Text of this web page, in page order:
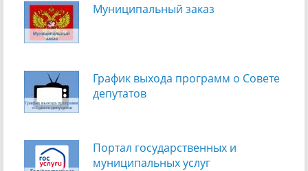
Муниципальный заказ
График выхода программ о Cовете
депутатов
Портал государственных и
муниципальных услуг